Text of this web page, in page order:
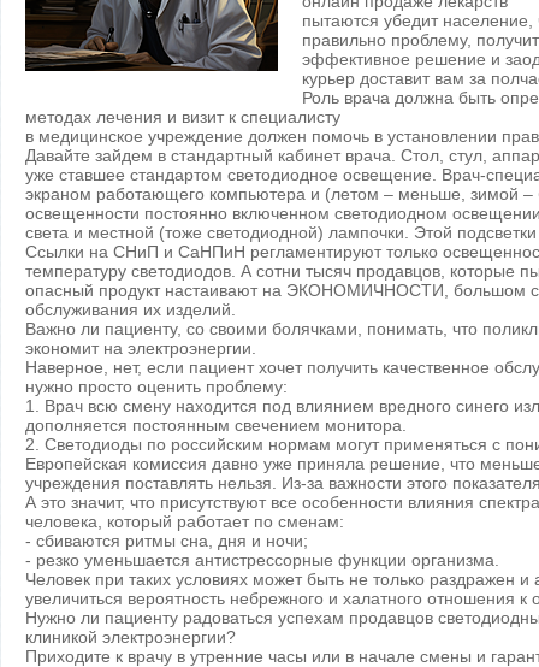
пытаются убедит
правильно проблему,
эффективное решение и
курьер доставит вам за
Роль врача должна быть
методах лечения и визит к специалисту
в медицинское учреждение должен помочь в установлении
Давайте зайдем в стандартный кабинет врача. Стол, стул,
уже ставшее стандартом светодиодное освещение. Врач-
экраном работающего компьютера и (летом – меньше, зимой
освещенности постоянно включенном светодиодном
света и местной (тоже светодиодной) лампочки. Этой подсветки
Ссылки на СНиП и СаНПиН регламентируют только
температуру светодиодов. А сотни тысяч продавцов, которые
опасный продукт настаивают на ЭКОНОМИЧНОСТИ, большом
обслуживания их изделий.
Важно ли пациенту, со своими болячками, понимать, что
экономит на электроэнергии.
Наверное, нет, если пациент хочет получить качественное
нужно просто оценить проблему:
1. Врач всю смену находится под влиянием вредного синего
дополняется постоянным свечением монитора.
2. Светодиоды по российским нормам могут применяться с
Европейская комиссия давно уже приняла решение, что
учреждения поставлять нельзя. Из-за важности этого
А это значит, что присутствуют все особенности влияния
человека, который работает по сменам:
- сбиваются ритмы сна, дня и ночи;
- резко уменьшается антистрессорные функции организма.
Человек при таких условиях может быть не только раздражен
увеличиться вероятность небрежного и халатного отношения
Нужно ли пациенту радоваться успехам продавцов
клиникой электроэнергии?
Приходите к врачу в утренние часы или в начале смены и